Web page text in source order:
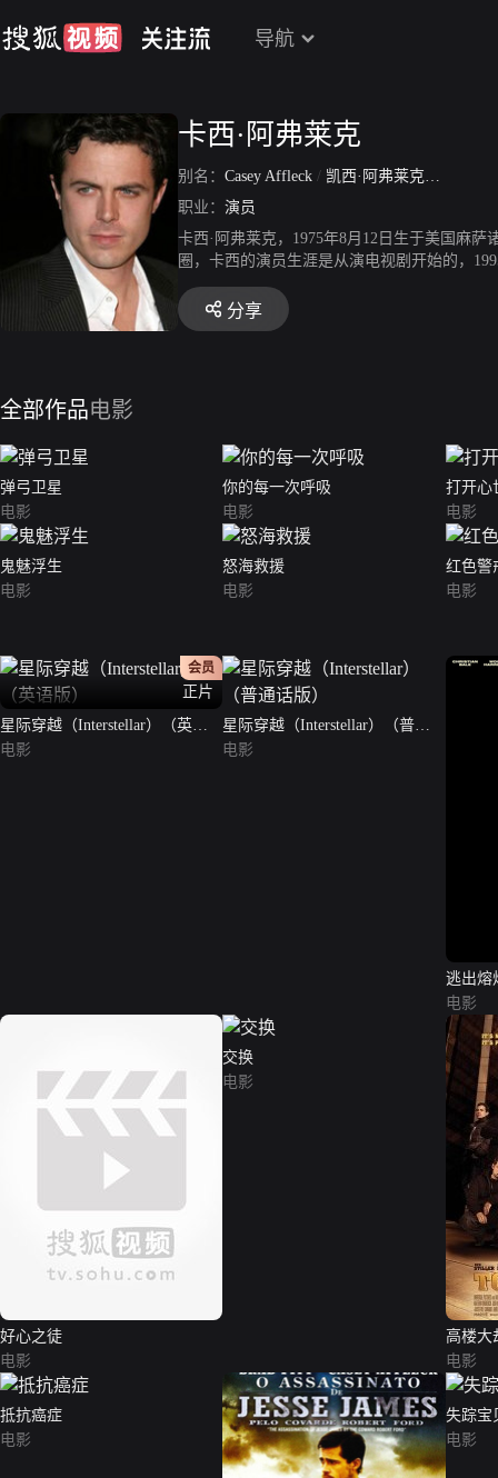
导航
卡西·阿弗莱克
别名： Casey Affleck / 凯西·阿弗莱克 /Caleb
职业： 演员
卡西·阿弗莱克，1975年8月12日生于美国麻
圈，卡西的演员生涯是从演电视剧开始的，
不少关注。2007年是卡西大放异彩的一年，
斯卡热门影片《神枪手之死》中饰演性格懦
等。
分享
全部作品电影
弹弓卫星
电影
你的每一次呼吸
电影
打开心
电影
鬼魅浮生
电影
怒海救援
电影
红色警
电影
正片
会员
星际穿越（Interstellar）（英语
版）
电影
星际穿越（Interstellar）（普通
话版）
电影
逃出熔
电影
好心之徒
电影
交换
电影
高楼大
电影
抵抗癌症
电影
失踪宝
电影